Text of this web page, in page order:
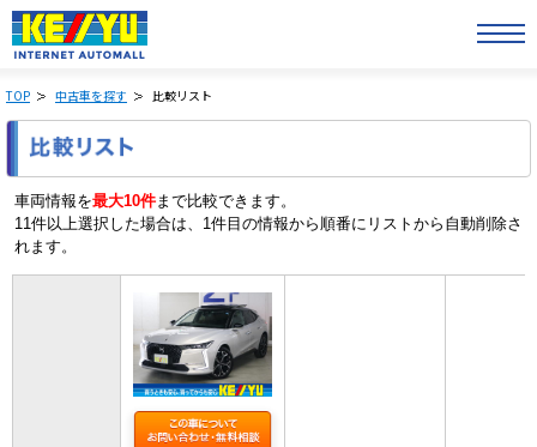
TOP 中古車を探す 比較リスト
車両情報を最大10件まで比較できます。
11件以上選択した場合は、1件目の情報から順番にリストから自動削除さ
れます。